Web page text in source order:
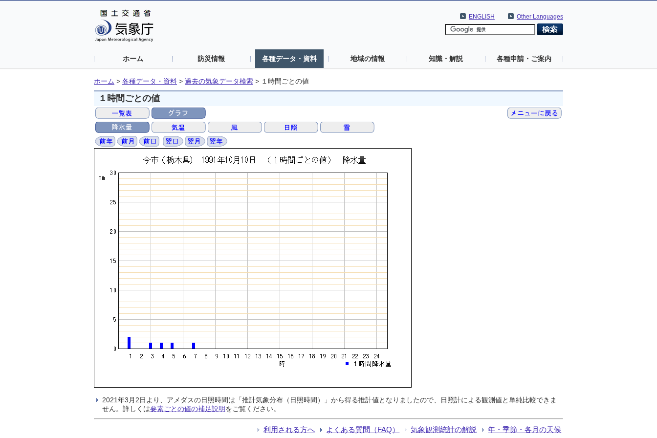
Other Languages
ENGLISH
ホーム 防災情報 各種データ・資料 地域の情報 知識・解説 各種申請・ご案内
ホーム > 各種データ・資料 > 過去の気象データ検索 > １時間ごとの値
１時間ごとの値
2021年3月2日より、アメダスの日照時間は「推計気象分布（日照時間）」から得る推計値となりましたので、日照計による観測値と単純比較できま
せん。詳しくは要素ごとの値の補足説明をご覧ください。
利用される方へ よくある質問（FAQ） 気象観測統計の解説 年・季節・各月の天候